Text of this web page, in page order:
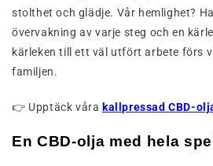
stolthet och glädje. Vår hemlighet?
övervakning av varje steg och en
kärleken till ett väl utfört arbete förs
familjen.
👉 Upptäck våra kallpressad CBD-
En CBD-olja med hela